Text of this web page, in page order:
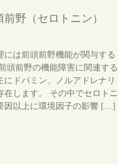
野（セロトニン）
には前頭前野機能が関与する
頭前野の機能障害に関連する
にドパミン、ノルアドレナリ
在します。 その中でセロトニ
因以上に環境因子の影響 […]